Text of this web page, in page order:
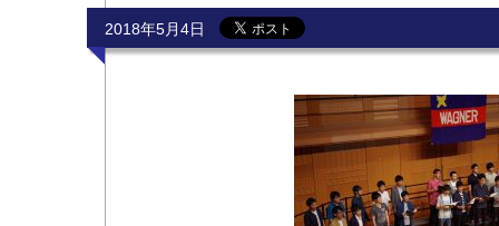
2018年5月4日